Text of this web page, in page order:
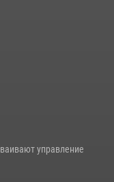
управление